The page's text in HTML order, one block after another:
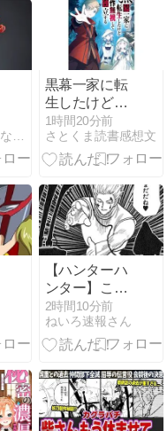
アニメとか気になる系へっぽこ感想倶楽部
黒幕一家に転
生したけど原
作無視して独
立する
1時間20分前
さとくま読書感想文
【ハンターハ
ンター】ここ
のヒソカ良す
ぎる
2時間10分前
ねいろ速報さん